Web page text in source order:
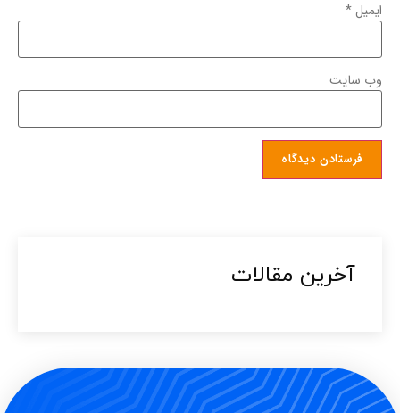
ایمیل*
وب‌ سایت
آخرین مقالات​